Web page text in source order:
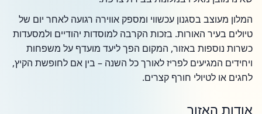
המלון מעוצב בסגנון עכשווי ומספק אווירה רגועה לאחר יום של
טיולים בעיר האורות. בזכות הקרבה למוסדות יהודיים ולמסעדות
כשרות נוספות באזור, המקום הפך ליעד מועדף על משפחות
ויחידים המגיעים לפריז לאורך כל השנה – בין אם לחופשת הקיץ,
לחגים או לטיולי חורף קצרים.
אודות האזור